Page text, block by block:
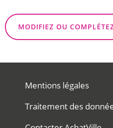
MODIFIEZ OU
Mentions légales
Traitement des